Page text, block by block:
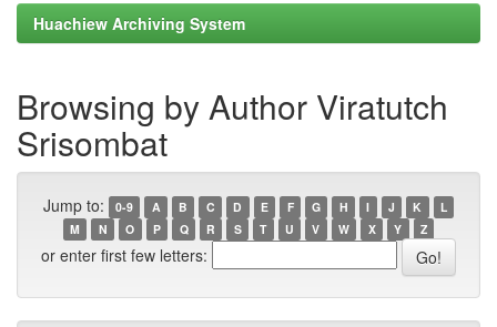
Huachiew Archiving System
Browsing by Author Viratutch
Srisombat
Jump to: 0-9 A B C D E F G H I J K
L
M
N O P Q R S T U V W X Y Z
or enter first few letters: